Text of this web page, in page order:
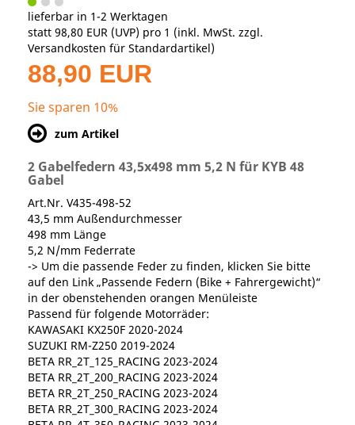
lieferbar in 1-2 Werktagen
statt 98,80 EUR (UVP) pro 1 (inkl. MwSt. zzgl.
Versandkosten für Standardartikel)
88,90 EUR
Sie sparen 10%
zum Artikel
2 Gabelfedern 43,5x498 mm 5,2 N für KYB 48
Gabel
Art.Nr. V435-498-52
43,5 mm Außendurchmesser
498 mm Länge
5,2 N/mm Federrate
-> Um die passende Feder zu finden, klicken Sie bitte
auf den Link „Passende Federn (Bike + Fahrergewicht)“
in der obenstehenden orangen Menüleiste
Passend für folgende Motorräder:
KAWASAKI KX250F 2020-2024
SUZUKI RM-Z250 2019-2024
BETA RR_2T_125_RACING 2023-2024
BETA RR_2T_200_RACING 2023-2024
BETA RR_2T_250_RACING 2023-2024
BETA RR_2T_300_RACING 2023-2024